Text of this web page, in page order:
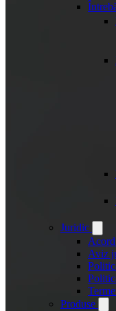
Juridic
Aviz
Produse